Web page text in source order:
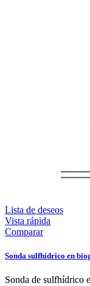
Lista de deseos
Vista rápida
Comparar
Sonda sulfhídrico en
Sonda de sulfhídrico